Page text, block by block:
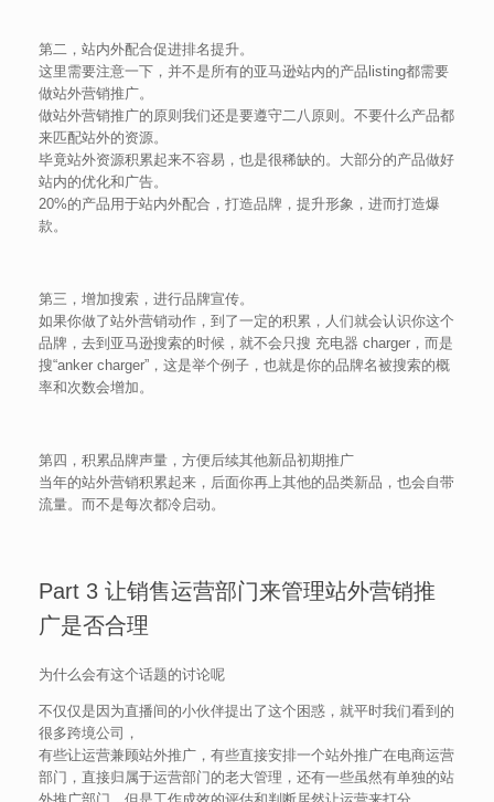
第二，站内外配合促进排名提升。
这里需要注意一下，并不是所有的亚马逊站内的产品listing都需要
做站外营销推广。
做站外营销推广的原则我们还是要遵守二八原则。不要什么产品都
来匹配站外的资源。
毕竟站外资源积累起来不容易，也是很稀缺的。大部分的产品做好
站内的优化和广告。
20%的产品用于站内外配合，打造品牌，提升形象，进而打造爆
款。
第三，增加搜索，进行品牌宣传。
如果你做了站外营销动作，到了一定的积累，人们就会认识你这个
品牌，去到亚马逊搜索的时候，就不会只搜 充电器 charger，而是
搜“anker charger”，这是举个例子，也就是你的品牌名被搜索的概
率和次数会增加。
第四，积累品牌声量，方便后续其他新品初期推广
当年的站外营销积累起来，后面你再上其他的品类新品，也会自带
流量。而不是每次都冷启动。
Part 3 让销售运营部门来管理站外营销推
广是否合理
为什么会有这个话题的讨论呢
不仅仅是因为直播间的小伙伴提出了这个困惑，就平时我们看到的
很多跨境公司，
有些让运营兼顾站外推广，有些直接安排一个站外推广在电商运营
部门，直接归属于运营部门的老大管理，还有一些虽然有单独的站